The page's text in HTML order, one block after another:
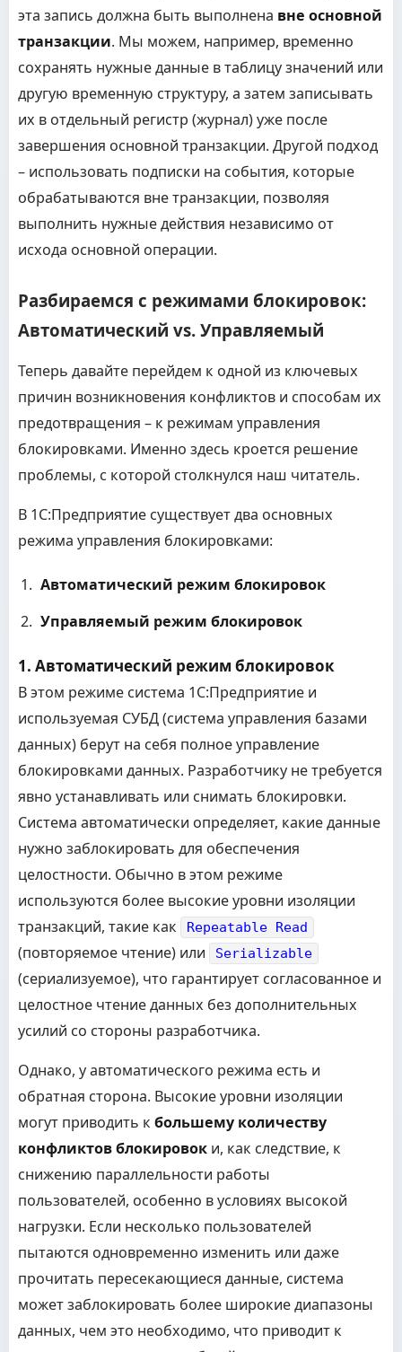
эта запись должна быть выполнена вне основной
транзакции. Мы можем, например, временно
сохранять нужные данные в таблицу значений или
другую временную структуру, а затем записывать
их в отдельный регистр (журнал) уже после
завершения основной транзакции. Другой подход
– использовать подписки на события, которые
обрабатываются вне транзакции, позволяя
выполнить нужные действия независимо от
исхода основной операции.
Разбираемся с режимами блокировок:
Автоматический vs. Управляемый
Теперь давайте перейдем к одной из ключевых
причин возникновения конфликтов и способам их
предотвращения – к режимам управления
блокировками. Именно здесь кроется решение
проблемы, с которой столкнулся наш читатель.
В 1С:Предприятие существует два основных
режима управления блокировками:
Автоматический режим блокировок
Управляемый режим блокировок
1. Автоматический режим блокировок
В этом режиме система 1С:Предприятие и
используемая СУБД (система управления базами
данных) берут на себя полное управление
блокировками данных. Разработчику не требуется
явно устанавливать или снимать блокировки.
Система автоматически определяет, какие данные
нужно заблокировать для обеспечения
целостности. Обычно в этом режиме
используются более высокие уровни изоляции
транзакций, такие как
Repeatable Read
(повторяемое чтение) или Serializable
(сериализуемое), что гарантирует согласованное и
целостное чтение данных без дополнительных
усилий со стороны разработчика.
Однако, у автоматического режима есть и
обратная сторона. Высокие уровни изоляции
могут приводить к большему количеству
конфликтов блокировок и, как следствие, к
снижению параллельности работы
пользователей, особенно в условиях высокой
нагрузки. Если несколько пользователей
пытаются одновременно изменить или даже
прочитать пересекающиеся данные, система
может заблокировать более широкие диапазоны
данных, чем это необходимо, что приводит к